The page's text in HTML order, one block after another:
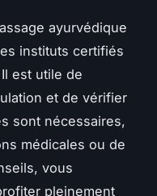
ayurvédique
instituts certifiés
est utile de
et de vérifier
sont nécessaires,
médicales ou de
vous
pleinement